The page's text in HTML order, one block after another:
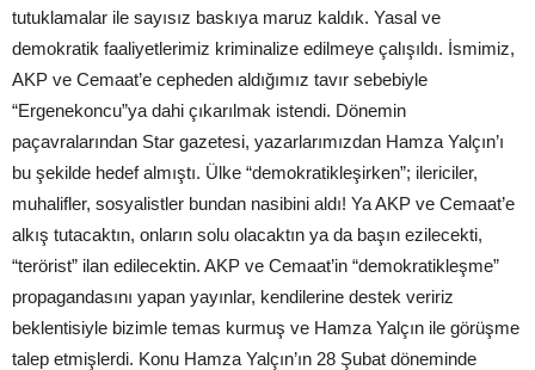
tutuklamalar ile sayısız baskıya maruz kaldık. Yasal ve
demokratik faaliyetlerimiz kriminalize edilmeye çalışıldı. İsmimiz,
AKP ve Cemaat’e cepheden aldığımız tavır sebebiyle
“Ergenekoncu”ya dahi çıkarılmak istendi. Dönemin
paçavralarından Star gazetesi, yazarlarımızdan Hamza Yalçın’ı
bu şekilde hedef almıştı. Ülke “demokratikleşirken”; ilericiler,
muhalifler, sosyalistler bundan nasibini aldı! Ya AKP ve Cemaat’e
alkış tutacaktın, onların solu olacaktın ya da başın ezilecekti,
“terörist” ilan edilecektin. AKP ve Cemaat’in “demokratikleşme”
propagandasını yapan yayınlar, kendilerine destek veririz
beklentisiyle bizimle temas kurmuş ve Hamza Yalçın ile görüşme
talep etmişlerdi. Konu Hamza Yalçın’ın 28 Şubat döneminde